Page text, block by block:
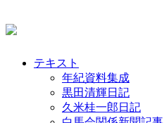
テキスト
年紀資料集成
黒田清輝日記
久米桂一郎日記